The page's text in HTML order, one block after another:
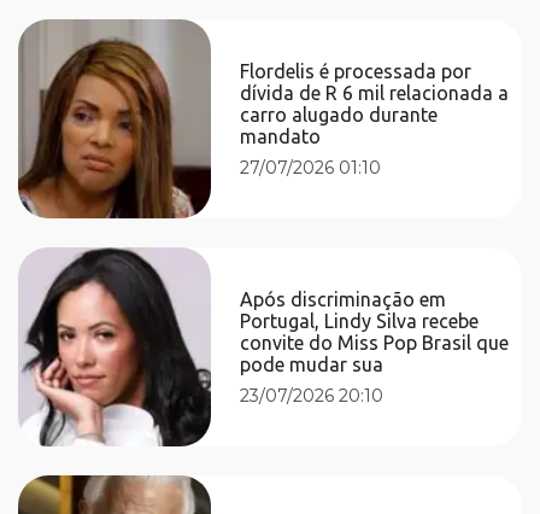
Flordelis é processada por
dívida de R 6 mil relacionada a
carro alugado durante
mandato
27/07/2026 01:10
Após discriminação em
Portugal, Lindy Silva recebe
convite do Miss Pop Brasil que
pode mudar sua
23/07/2026 20:10